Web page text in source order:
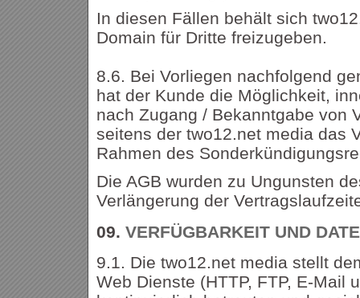
In diesen Fällen behält sich
Domain für Dritte freizugeben.
8.6. Bei Vorliegen nachfolgend
hat der Kunde die Möglichkeit,
nach Zugang / Bekanntgabe von
seitens der two12.net media das
Rahmen des
Die AGB wurden zu Ungunsten
Verlängerung der
09. VERFÜGBARKEIT UND
9.1. Die two12.net media stellt
Web Dienste (HTTP, FTP, E-Mail